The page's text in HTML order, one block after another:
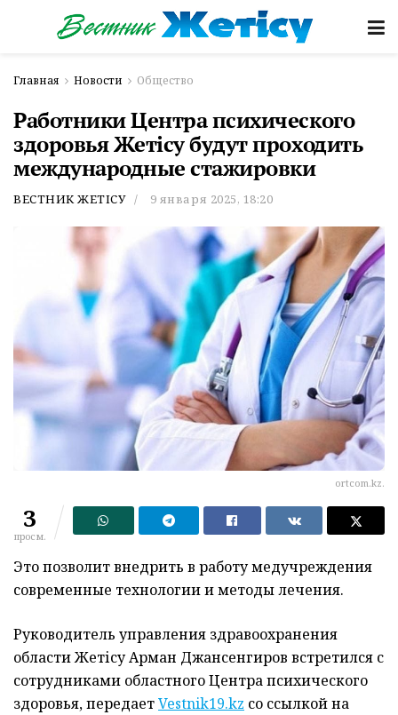
Главная Новости Общество
Работники Центра психического
здоровья Жетісу будут проходить
международные стажировки
ВЕСТНИК ЖЕТІСУ 9 января 2025, 18:20
ortcom.kz.
3
просм.
Это позволит внедрить в работу медучреждения
современные технологии и методы лечения.
Руководитель управления здравоохранения
областиЖетісуАрман Джансенгиров встретился с
сотрудниками областного Центра психического
здоровья, передаетVestnik19.kz со ссылкой на